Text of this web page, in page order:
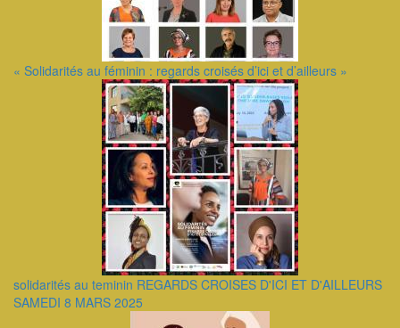
« Solidarités au féminin : regards croisés d’ici et d’ailleurs »
solidarités au teminin REGARDS CROISES D'ICI ET D'AILLEURS
SAMEDI 8 MARS 2025